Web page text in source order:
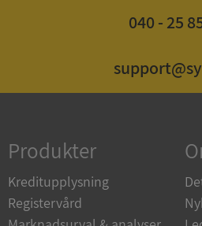
040 - 25
Produkter
Kreditupplysning
Registervård
Funktioner
Namn
__RequestVerificationToken